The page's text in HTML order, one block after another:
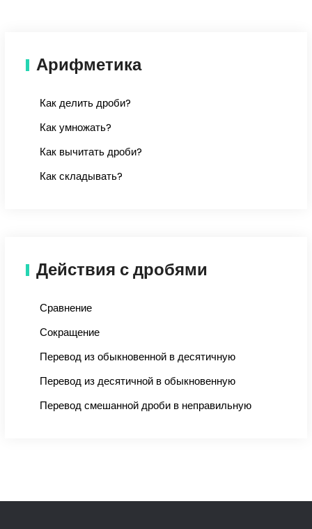
Арифметика
Как делить дроби?
Как умножать?
Как вычитать дроби?
Как складывать?
Действия с дробями
Сравнение
Сокращение
Перевод из обыкновенной в десятичную
Перевод из десятичной в обыкновенную
Перевод смешанной дроби в неправильную